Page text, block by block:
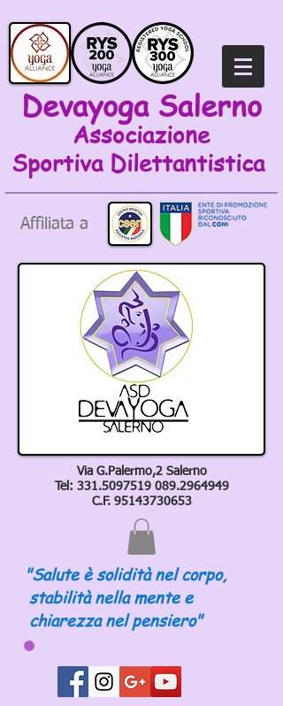
Devayoga Salerno
Associazione
Sportiva Dilettantistica
Affiliata a
Via G.Palermo,2 Salerno
Tel: 331.5097519 089.2964949
C.F. 95143730653
"Salute è solidità nel corpo,
stabilità nella mente e
chiarezza nel pensiero"